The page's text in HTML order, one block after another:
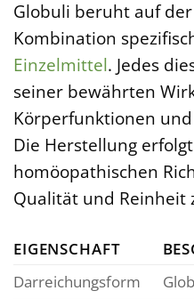
Globuli beruht auf
Kombination
Einzelmittel. Jedes
seiner bewährten
Körperfunktionen
Die Herstellung
homöopathischen
Qualität und Reinheit
EIGENSCHAFT
Darreichungsform